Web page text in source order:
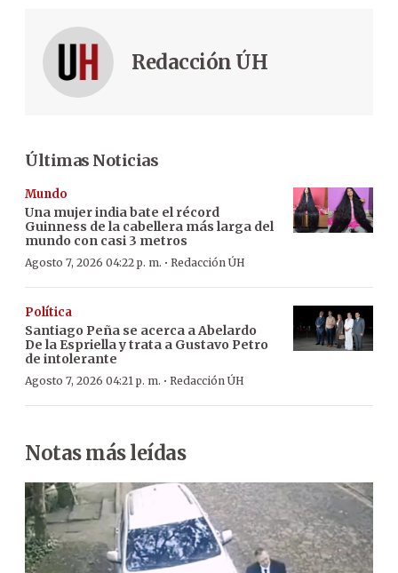
Redacción ÚH
Últimas Noticias
Mundo
Una mujer india bate el récord
Guinness de la cabellera más larga del
mundo con casi 3 metros
Agosto 7, 2026 04:22 p. m. · Redacción ÚH
Política
Santiago Peña se acerca a Abelardo
De la Espriella y trata a Gustavo Petro
de intolerante
Agosto 7, 2026 04:21 p. m. · Redacción ÚH
Notas más leídas